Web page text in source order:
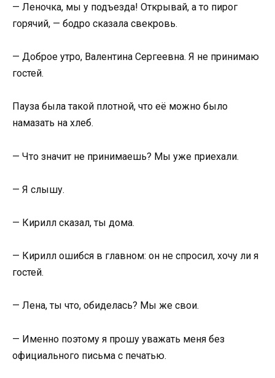
— Леночка, мы у подъезда! Открывай, а то пирог
горячий, — бодро сказала свекровь.
— Доброе утро, Валентина Сергеевна. Я не принимаю
гостей.
Пауза была такой плотной, что её можно было
намазать на хлеб.
— Что значит не принимаешь? Мы уже приехали.
— Я слышу.
— Кирилл сказал, ты дома.
— Кирилл ошибся в главном: он не спросил, хочу ли я
гостей.
— Лена, ты что, обиделась? Мы же свои.
— Именно поэтому я прошу уважать меня без
официального письма с печатью.